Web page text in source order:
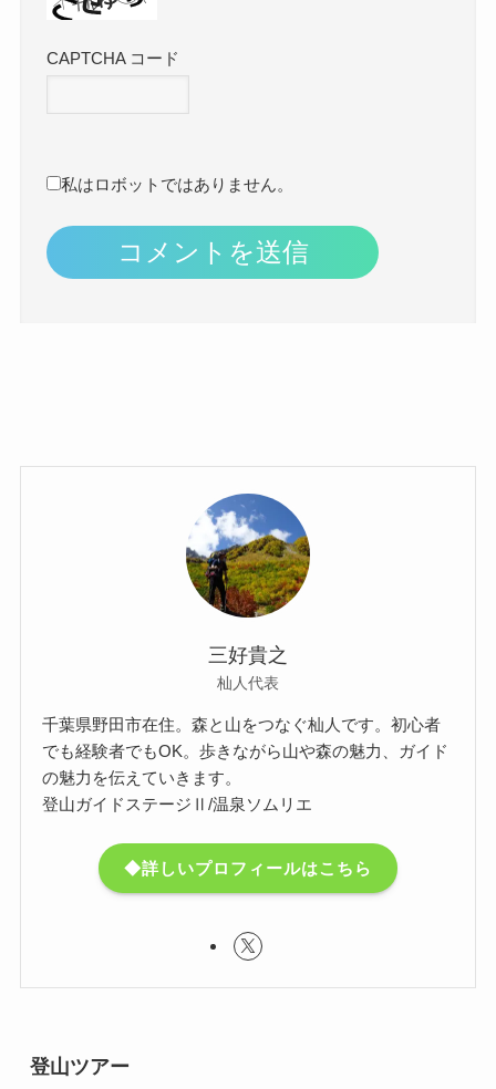
CAPTCHA コード
私はロボットではありません。
三好貴之
杣人代表
千葉県野田市在住。森と山をつなぐ杣人です。初心者
でも経験者でもOK。歩きながら山や森の魅力、ガイド
の魅力を伝えていきます。
登山ガイドステージⅡ/温泉ソムリエ
◆詳しいプロフィールはこちら
登山ツアー